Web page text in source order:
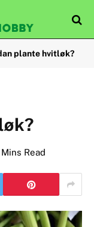
plante hvitløk?
Read